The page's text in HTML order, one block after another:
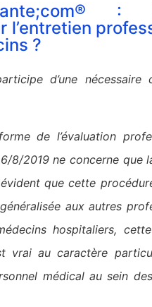
:
l’entretien
?
d’une nécessaire
de l’évaluation
8/2019 ne concerne que
que cette
aux autres
hospitaliers,
vrai au caractère
médical au sein